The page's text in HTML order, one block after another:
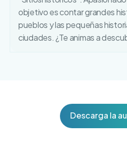
objetivo es contar grandes
pueblos y las pequeñas
ciudades. ¿Te animas a
Descarga la